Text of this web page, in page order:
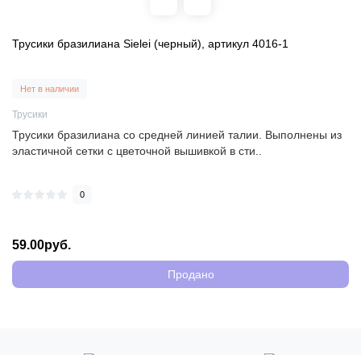
Трусики бразилиана Sielei (черный), артикул 4016-1
Нет в наличии
Трусики
Трусики бразилиана со средней линией талии. Выполнены из
эластичной сетки с цветочной вышивкой в сти..
0
59.00руб.
Продано